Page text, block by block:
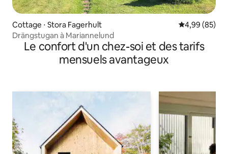
Cottage ⋅ Stora Fagerhult Évaluation
4,99 (85)
Drängstugan à Mariannelund
Le confort d'un chez-soi et des tarifs
mensuels avantageux